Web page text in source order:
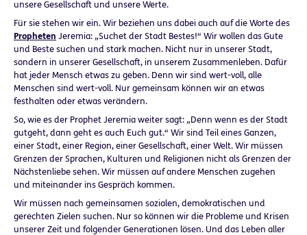
unsere Gesellschaft und unsere Werte.
Für sie stehen wir ein. Wir beziehen uns dabei auch auf die Worte des
Propheten Jeremia: „Suchet der Stadt Bestes!“ Wir wollen das Gute
und Beste suchen und stark machen. Nicht nur in unserer Stadt,
sondern in unserer Gesellschaft, in unserem Zusammenleben. Dafür
hat jeder Mensch etwas zu geben. Denn wir sind wert-voll, alle
Menschen sind wert-voll. Nur gemeinsam können wir an etwas
festhalten oder etwas verändern.
So, wie es der Prophet Jeremia weiter sagt: „Denn wenn es der Stadt
gutgeht, dann geht es auch Euch gut.“ Wir sind Teil eines Ganzen,
einer Stadt, einer Region, einer Gesellschaft, einer Welt. Wir müssen
Grenzen der Sprachen, Kulturen und Religionen nicht als Grenzen der
Nächstenliebe sehen. Wir müssen auf andere Menschen zugehen
und miteinander ins Gespräch kommen.
Wir müssen nach gemeinsamen sozialen, demokratischen und
gerechten Zielen suchen. Nur so können wir die Probleme und Krisen
unserer Zeit und folgender Generationen lösen. Und das Leben aller